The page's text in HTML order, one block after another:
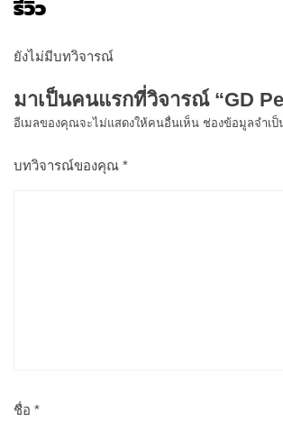
รีวิว
ยังไม่มีบทวิจารณ์
มาเป็นคนแรกที่วิจารณ์ “GD
อีเมลของคุณจะไม่แสดงให้คนอื่นเห็น ช่องข้อมูลจำเป็
บทวิจารณ์ของคุณ *
ชื่อ *